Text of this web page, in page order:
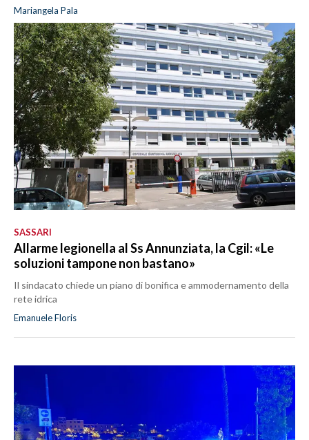
Mariangela Pala
SASSARI
Allarme legionella al Ss Annunziata, la Cgil: «Le
soluzioni tampone non bastano»
Il sindacato chiede un piano di bonifica e ammodernamento della
rete idrica
Emanuele Floris